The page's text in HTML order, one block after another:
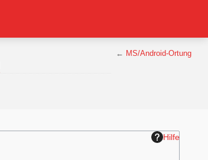
← MS/Android-Ortung
Hilfe